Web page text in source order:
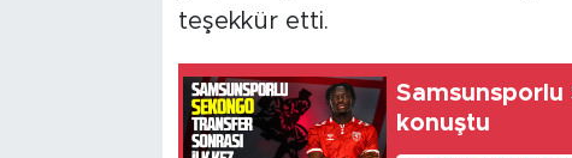
teşekkür etti.
Samsunsporlu
konuştu